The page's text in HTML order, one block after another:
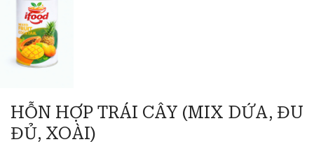
HỖN HỢP TRÁI CÂY (MIX DỨA, ĐU
ĐỦ, XOÀI)